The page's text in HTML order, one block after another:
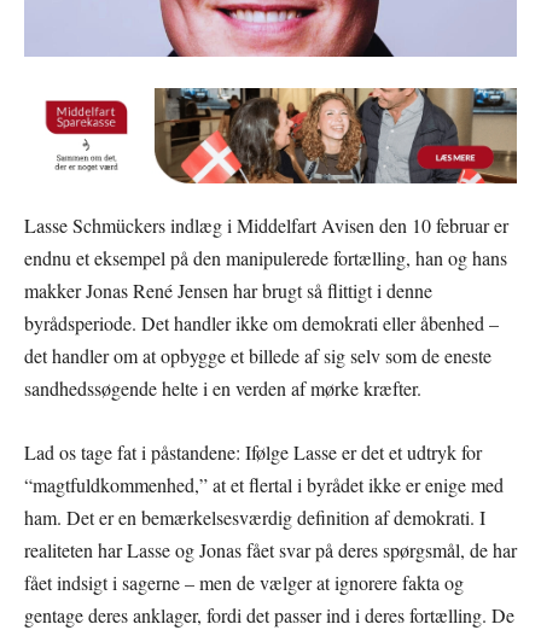
Lasse Schmückers indlæg i Middelfart Avisen den 10 februar er
endnu et eksempel på den manipulerede fortælling, han og hans
makker Jonas René Jensen har brugt så flittigt i denne
byrådsperiode. Det handler ikke om demokrati eller åbenhed –
det handler om at opbygge et billede af sig selv som de eneste
sandhedssøgende helte i en verden af mørke kræfter.
Lad os tage fat i påstandene: Ifølge Lasse er det et udtryk for
“magtfuldkommenhed,” at et flertal i byrådet ikke er enige med
ham. Det er en bemærkelsesværdig definition af demokrati. I
realiteten har Lasse og Jonas fået svar på deres spørgsmål, de har
fået indsigt i sagerne – men de vælger at ignorere fakta og
gentage deres anklager, fordi det passer ind i deres fortælling. De